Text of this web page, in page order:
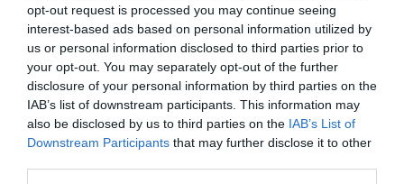
opt-out request is processed you may continue seeing
interest-based ads based on personal information utilized by
us or personal information disclosed to third parties prior to
your opt-out. You may separately opt-out of the further
disclosure of your personal information by third parties on the
IAB’s list of downstream participants. This information may
also be disclosed by us to third parties on the IAB’s List of
Downstream Participants that may further disclose it to other